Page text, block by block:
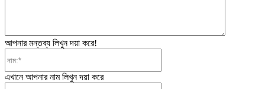
আপনার মন্তব্য লিখুন দয়া করে!
এখানে আপনার নাম লিখুন দয়া করে